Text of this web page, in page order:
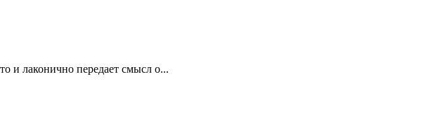
и лаконично передает смысл о...